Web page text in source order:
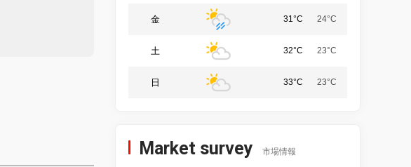
金 31°C 24°C
土 32°C 23°C
日 33°C 23°C
Market survey 市場情報